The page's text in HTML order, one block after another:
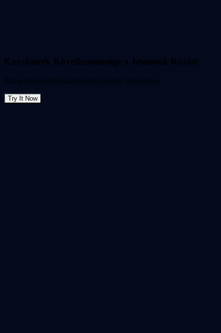
Karakterek Következetessége a Jelenetek Között
Tartsa felismerhető karaktereit minden felvételben.
Try It Now